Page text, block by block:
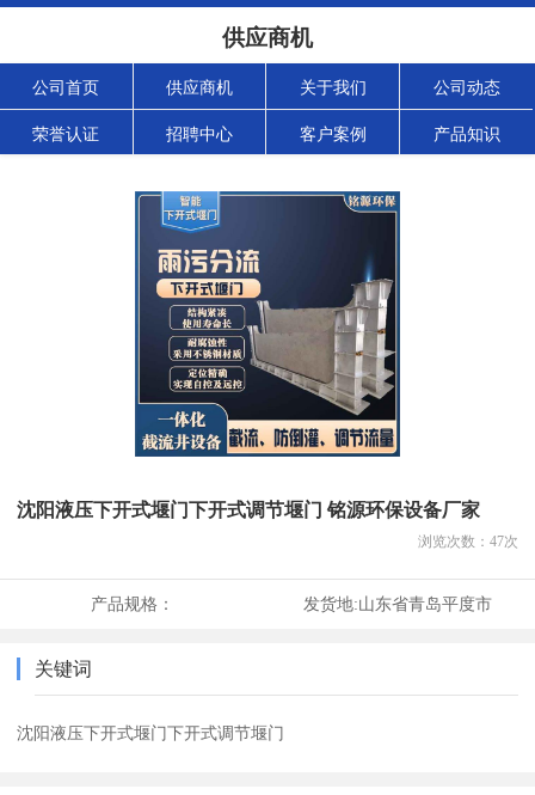
供应商机
公司首页 供应商机 关于我们 公司动态
荣誉认证 招聘中心 客户案例 产品知识
沈阳液压下开式堰门下开式调节堰门 铭源环保设备厂家
浏览次数： 47次
产品规格： 发货地:山东省青岛平度市
关键词
沈阳液压下开式堰门下开式调节堰门